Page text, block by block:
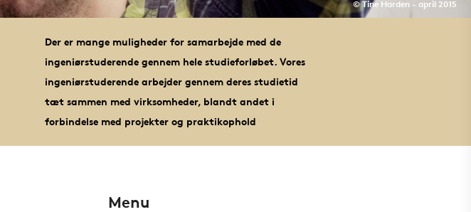
© Tine Harden - april 2015
Der er mange muligheder for samarbejde med de
ingeniørstuderende gennem hele studieforløbet. Vores
ingeniørstuderende arbejder gennem deres studietid
tæt sammen med virksomheder, blandt andet i
forbindelse med projekter og praktikophold
Menu